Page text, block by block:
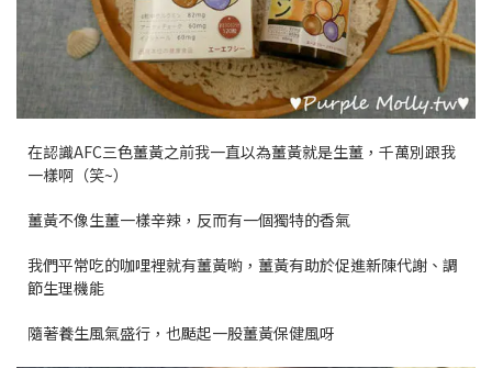
在認識AFC三色薑黃之前我一直以為薑黃就是生薑，千萬別跟我
一樣啊（笑~）
薑黃不像生薑一樣辛辣，反而有一個獨特的香氣
我們平常吃的咖哩裡就有薑黃喲，薑黃有助於促進新陳代謝、調
節生理機能
隨著養生風氣盛行，也颳起一股薑黃保健風呀